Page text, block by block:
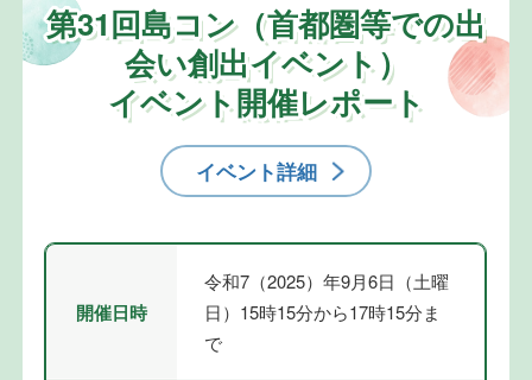
第31回島コン（首都圏等での出
会い創出イベント）
イベント開催レポート
イベント詳細
開催日時
令和7（2025）年9月6日（土曜
日）15時15分から17時15分ま
で